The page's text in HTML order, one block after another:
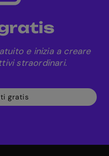
e inizia a creare
straordinari.
gratis